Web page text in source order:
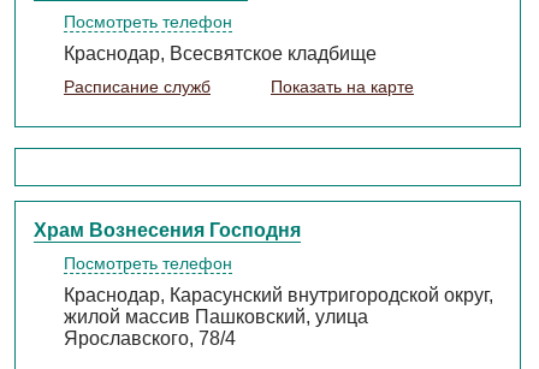
Посмотреть телефон
Краснодар, Всесвятское кладбище
Расписание служб Показать на карте
Храм Вознесения Господня
Посмотреть телефон
Краснодар, Карасунский внутригородской округ,
жилой массив Пашковский, улица
Ярославского, 78/4